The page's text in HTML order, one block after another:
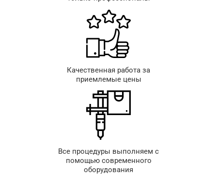
Качественная работа за
приемлемые цены
Все процедуры выполняем с
помощью современного
оборудования